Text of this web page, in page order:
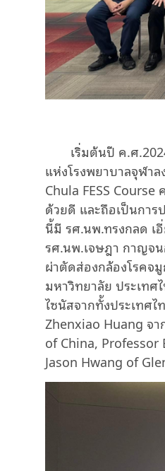
เริ่มต้นปี ค.ศ
แห่งโรงพยาบาลจุฬา
Chula FESS
ด้วยดี และถือเป็นกา
นี้มี รศ.นพ.ทรงกลด เ
รศ.นพ.เจษฎา กาญจ
ผ่าตัดส่องกล้องโรคจ
มหาวิทยาลัย ประเท
ไซนัสจากทั้งประเทศ
Zhenxiao Huang จ
of China,
Jason Hwang of